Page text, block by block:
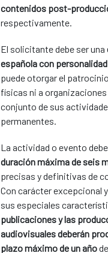
contenidos post-
respectivamente.
El solicitante debe ser una
española con
puede otorgar el
físicas ni a organizaciones
conjunto de sus
permanentes.
La actividad o evento
duración máxima de seis
precisas y definitivas de
Con carácter excepcional
sus especiales
publicaciones y las
audiovisuales deberán
plazo máximo de un año